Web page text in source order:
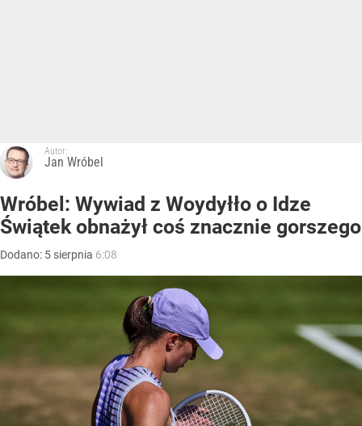
Autor:
Jan Wróbel
Wróbel: Wywiad z Woydyłło o Idze
Świątek obnażył coś znacznie gorszego
Dodano: 5 sierpnia 6:08